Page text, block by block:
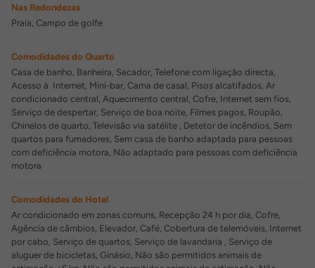
Nas Redondezas
Praia, Campo de golfe
Comodidades do Quarto
Casa de banho, Banheira, Secador, Telefone com ligação directa,
Acesso à Internet, Mini-bar, Cama de casal, Pisos alcatifados, Ar
condicionado central, Aquecimento central, Cofre, Internet sem fios,
Serviço de despertar, Serviço de boa noite, Filmes pagos, Roupão,
Chinelos de quarto, Televisão via satélite , Detetor de incêndios, Sem
quartos para fumadores, Sem casa de banho adaptada para pessoas
com deficiência motora, Não adaptado para pessoas com deficiência
motora
Comodidades do Hotel
Ar condicionado em zonas comuns, Recepção 24 h por dia, Cofre,
Agência de câmbios, Elevador, Café, Cobertura de telemóveis, Internet
por cabo, Serviço de quartos, Serviço de lavandaria , Serviço de
aluguer de bicicletas, Ginásio, Não são permitidos animais de